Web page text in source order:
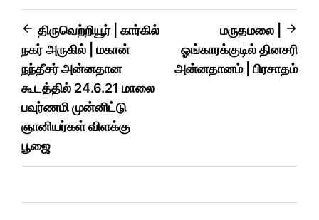
கிருஷ்ணமூர்த்தி,98947
49339,கோவை கிளை
சங்கம்...
திருவெற்றியூர் | கார்கில்
நகர் அருகில் | மகான்
நந்தீசர் அன்னதான
கூடத்தில் 24.6.21 மாலை
பவுர்ணமி முன்னிட்டு
ஞானியர்கள் விளக்கு
பூஜை
மருதமலை |
ஓங்காரக்குடில் தினசரி
அன்னதானம் | பிரசாதம்